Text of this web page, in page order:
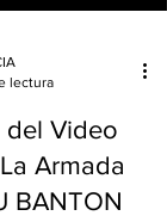
lectura
del Video